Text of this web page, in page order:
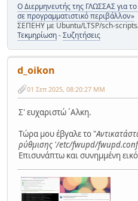
Ο Διερμηνευτής της ΓΛΩΣΣΑΣ για
σε προγραμματιστικό περιβάλλον»
ΣΕΠΕΗΥ με Ubuntu/LTSP/sch-
Τεκμηρίωση-Συζητήσεις
d_oikon
01 Σεπ 2025, 08:20:27 ΜΜ
Σ' ευχαριστώ ´Aλκη.
Tώρα μου έβγαλε το "
ρύθμισης '/etc/fwupd/
Eπισυνάπτω και συνημμένη